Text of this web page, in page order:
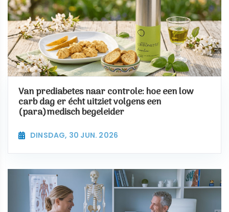
Van prediabetes naar controle: hoe een low
carb dag er écht uitziet volgens een
(para)medisch begeleider
DINSDAG, 30 JUN. 2026